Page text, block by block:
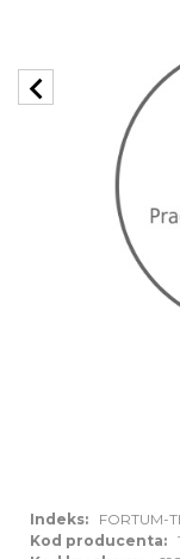
chevron_left
Indeks:
FORTUM-
Kod producenta: